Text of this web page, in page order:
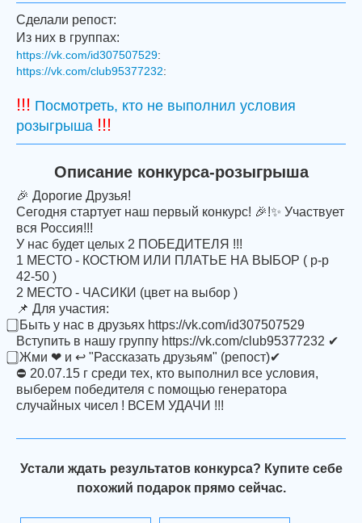
Сделали репост:
Из них в группах:
https://vk.com/id307507529:
https://vk.com/club95377232:
!!! Посмотреть, кто не выполнил условия
розыгрыша !!!
Описание конкурса-розыгрыша
🎉 Дорогие Друзья!
Сегодня стартует наш первый конкурс! 🎉!✨ Участвует
вся Россия!!!
У нас будет целых 2 ПОБЕДИТЕЛЯ !!!
1 МЕСТО - КОСТЮМ ИЛИ ПЛАТЬЕ НА ВЫБОР ( р-р
42-50 )
2 МЕСТО - ЧАСИКИ (цвет на выбор )
📌 Для участия:
⃣ Быть у нас в друзьях https://vk.com/id307507529
Вступить в нашу группу https://vk.com/club95377232 ✔
⃣ Жми ❤ и ↩ "Рассказать друзьям" (репост)✔
⛔ 20.07.15 г среди тех, кто выполнил все условия,
выберем победителя с помощью генератора
случайных чисел ! ВСЕМ УДАЧИ !!!
Устали ждать результатов конкурса? Купите себе
похожий подарок прямо сейчас.